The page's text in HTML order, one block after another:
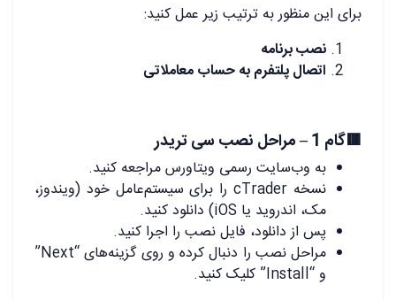
برای این منظور به ترتیب زیر عمل کنید:
نصب برنامه
اتصال پلتفرم به حساب معاملاتی
🟥گام 1 – مراحل نصب سی تریدر
به وب‌سایت رسمی ویتاورس مراجعه کنید.
نسخه cTrader را برای سیستم‌عامل خود (ویندوز،
مک، اندروید یا iOS) دانلود کنید.
پس از دانلود، فایل نصب را اجرا کنید.
مراحل نصب را دنبال کرده و روی گزینه‌های “Next”
و “Install” کلیک کنید.